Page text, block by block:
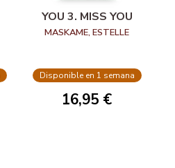
YOU 3. MISS YOU
MASKAME, ESTELLE
Disponible en 1 semana
16,95 €